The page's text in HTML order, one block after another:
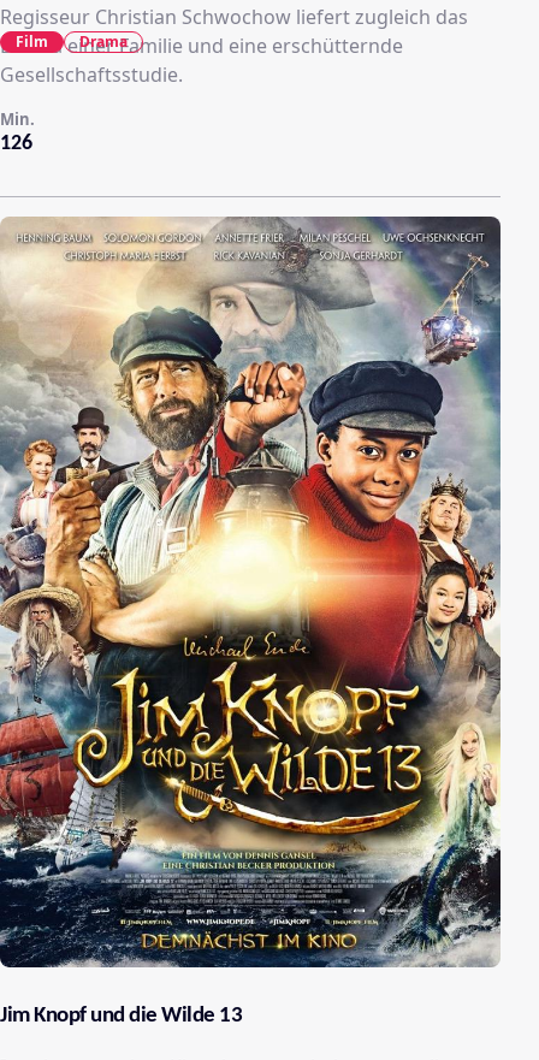
Regisseur Christian Schwochow liefert zugleich das
Drama einer Familie und eine erschütternde
Gesellschaftsstudie.
126
Min.
Film Drama
Jim Knopf und die Wilde 13